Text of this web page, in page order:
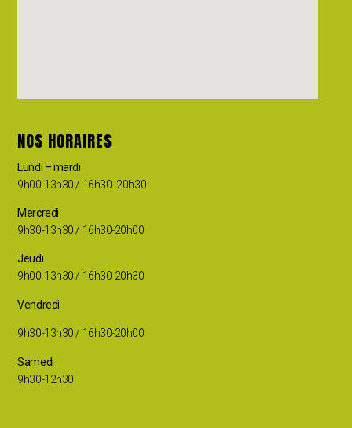
NOS HORAIRES
Lundi – mardi
9h00-13h30 / 16h30 -20h30
Mercredi
9h30-13h30 / 16h30-20h00
Jeudi
9h00-13h30 / 16h30-20h30
Vendredi
9h30-13h30 / 16h30-20h00
Samedi
9h30-12h30